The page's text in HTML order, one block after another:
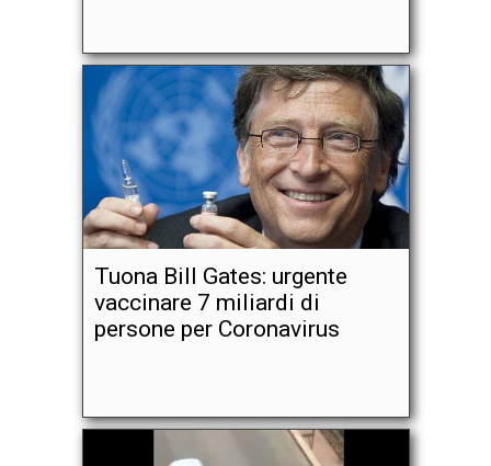
Tuona Bill Gates: urgente
vaccinare 7 miliardi di
persone per Coronavirus